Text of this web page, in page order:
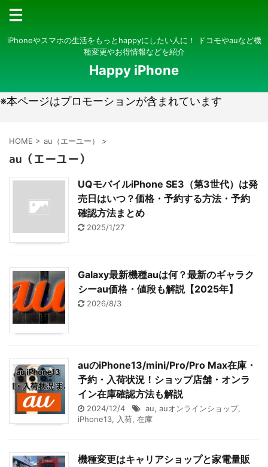
iPhoneやスマホの生活をもっとhappyにしたい人に！ ドコモやauなど機
種変更やお得情報などを紹介
Happy iPhone
※本ページはプロモーションが含まれています
HOME > au（エーユー） >
au（エーユー）
UQモバイルiPhone SE3（第3世代）は発
売日はいつ？価格・予約する方法・予約
確認方法まとめ
2025/1/27
Galaxy最新機種auは何？最新のギャラク
シーau価格・値段も解説【2025年】
2026/8/3
auのiPhone13/mini/Pro/Pro Max在庫・
予約・入荷状況！ショップ店舗・オンラ
イン在庫確認方法も解説
2024/12/4 au, auオンラインショップ,
iPhone13, 入荷, 在庫
機種変更はキャリアショップと家電量販